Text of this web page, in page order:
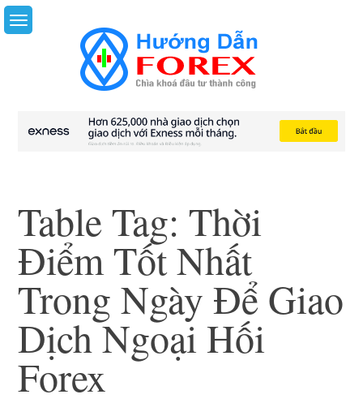
Skip
to
Table Tag:Thời
Điểm Tốt Nhất
Trong Ngày Để Giao
Dịch Ngoại Hối
Forex